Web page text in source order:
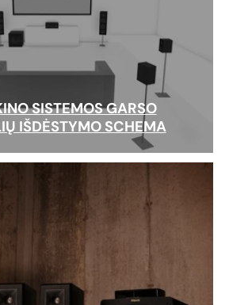
SISTEMOS GARSO
IŠDĖSTYMO SCHEMA